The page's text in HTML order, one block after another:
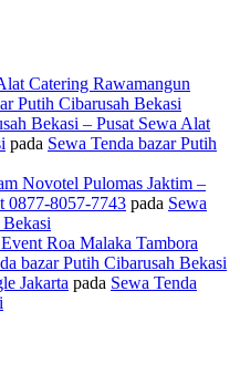
Catering Rawamangun
Putih Cibarusah Bekasi
Bekasi – Pusat Sewa Alat
pada Sewa Tenda bazar Putih
Novotel Pulomas Jaktim –
0877-8057-7743 pada Sewa
Roa Malaka Tambora
bazar Putih Cibarusah Bekasi
Jakarta pada Sewa Tenda